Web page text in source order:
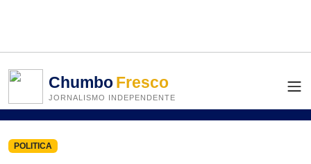
ChumboFresco
JORNALISMO INDEPENDENTE
POLITICA